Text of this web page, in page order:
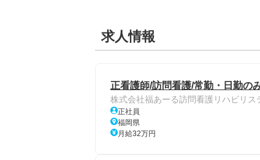
求人情報
正看護師/訪問看護/常勤・日勤の
株式会社福あーる訪問看護リハビリ
正社員
福岡県
月給32万円